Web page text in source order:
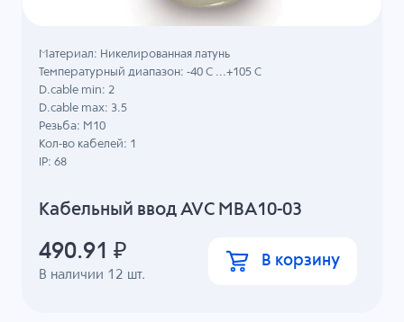
Кабельный ввод AVC MBA10-03
В наличии 12 шт.
Материал: Никелированная латунь
Температурный диапазон: -40 C ...+105 C
D.cable min: 2
D.cable max: 3.5
Резьба: M10
Кол-во кабелей: 1
IP: 68
490.91 ₽ В корзину